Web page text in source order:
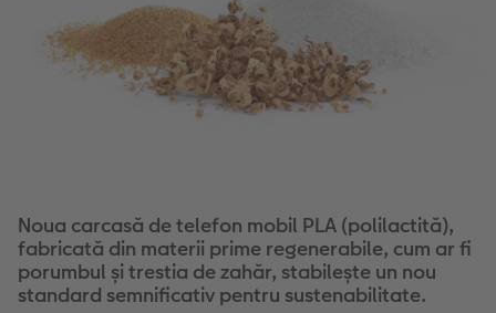
Noua carcasă de telefon mobil PLA (polilactită),
fabricată din materii prime regenerabile, cum ar fi
porumbul și trestia de zahăr, stabilește un nou
standard semnificativ pentru sustenabilitate.